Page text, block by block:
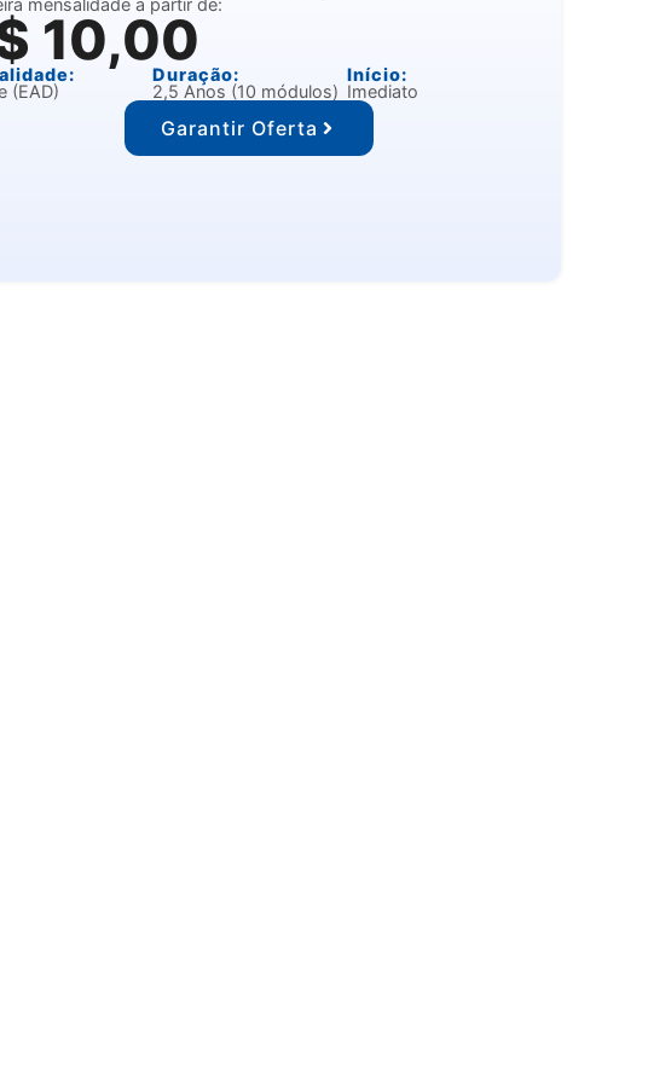
10,00
(EAD)
Duração:
2,5 Anos (10 módulos)
Início:
Imediato
Garantir Oferta